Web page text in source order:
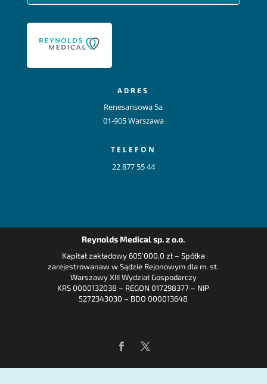
ADRES
Renesansowa 5a
01-905 Warszawa
TELEFON
22 877 55 44
Reynolds Medical sp. z o.o.
Kapitał zakładowy 605’000,0 zł – Spółka
zarejestrowanaw w Sądzie Rejonowym dla m. st.
Warszawy XIII Wydział Gospodarczy
KRS 0000132038 – REGON 017298377 – NIP
5272343030 – BDO 000013648